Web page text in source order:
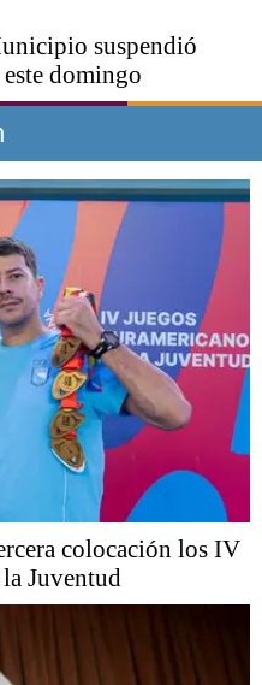
suspendió
domingo
colocación los IV
Juventud